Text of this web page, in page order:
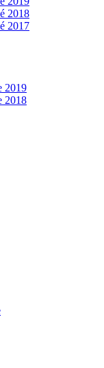
2018
2017
2019
2018